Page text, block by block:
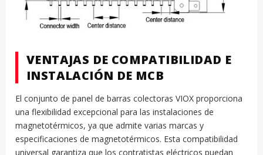
VENTAJAS DE COMPATIBILIDAD E
INSTALACIÓN DE MCB
El conjunto de panel de barras colectoras VIOX proporciona
una flexibilidad excepcional para las instalaciones de
magnetotérmicos, ya que admite varias marcas y
especificaciones de magnetotérmicos. Esta compatibilidad
universal garantiza que los contratistas eléctricos puedan